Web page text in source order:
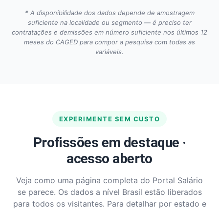
* A disponibilidade dos dados depende de amostragem
suficiente na localidade ou segmento — é preciso ter
contratações e demissões em número suficiente nos últimos 12
meses do CAGED para compor a pesquisa com todas as
variáveis.
EXPERIMENTE SEM CUSTO
Profissões em destaque ·
acesso aberto
Veja como uma página completa do Portal Salário
se parece. Os dados a nível Brasil estão liberados
para todos os visitantes. Para detalhar por estado e